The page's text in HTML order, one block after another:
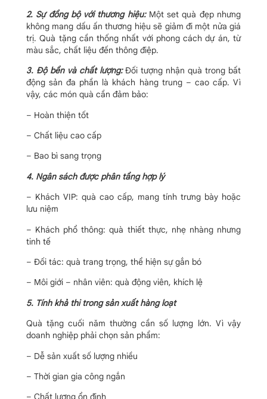
2. Sự đồng bộ với thương hiệu: Một set quà đẹp nhưng
không mang dấu ấn thương hiệu sẽ giảm đi một nửa giá
trị. Quà tặng cần thống nhất với phong cách dự án, từ
màu sắc, chất liệu đến thông điệp.
3. Độ bền và chất lượng:Đối tượng nhận quà trong bất
động sản đa phần là khách hàng trung – cao cấp. Vì
vậy, các món quà cần đảm bảo:
– Hoàn thiện tốt
– Chất liệu cao cấp
– Bao bì sang trọng
4. Ngân sách được phân tầng hợp lý
– Khách VIP: quà cao cấp, mang tính trưng bày hoặc
lưu niệm
– Khách phổ thông: quà thiết thực, nhẹ nhàng nhưng
tinh tế
– Đối tác: quà trang trọng, thể hiện sự gắn bó
– Môi giới – nhân viên: quà động viên, khích lệ
5. Tính khả thi trong sản xuất hàng loạt
Quà tặng cuối năm thường cần số lượng lớn. Vì vậy
doanh nghiệp phải chọn sản phẩm:
– Dễ sản xuất số lượng nhiều
– Thời gian gia công ngắn
– Chất lượng ổn định